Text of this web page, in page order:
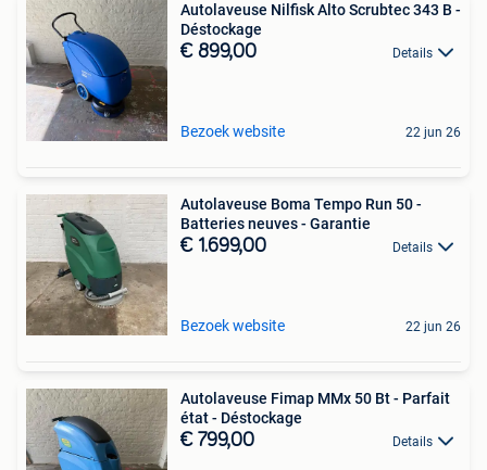
Autolaveuse Nilfisk Alto Scrubtec 343 B -
Déstockage
€ 899,00 Details
Bezoek website 22 jun 26
Autolaveuse Boma Tempo Run 50 -
Batteries neuves - Garantie
€ 1.699,00 Details
Bezoek website 22 jun 26
Autolaveuse Fimap MMx 50 Bt - Parfait
état - Déstockage
€ 799,00 Details